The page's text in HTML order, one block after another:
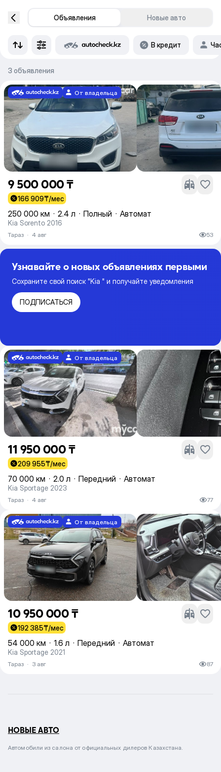
Объявления Новые авто
В кредит
3 объявления
От владельца
9 500 000 ₸
166 909₸/мес
250 000 км · 2.4 л · Полный · Автомат
Kia Sorento 2016
Тараз · 4 авг 53
Узнавайте о новых объявлениях первыми
Сохраните свой поиск "Kia " и получайте уведомления
ПОДПИСАТЬСЯ
От владельца
11 950 000 ₸
209 955₸/мес
70 000 км · 2.0 л · Передний · Автомат
Kia Sportage 2023
Тараз · 4 авг 77
От владельца
10 950 000 ₸
192 385₸/мес
54 000 км · 1.6 л · Передний · Автомат
Kia Sportage 2021
Тараз · 3 авг 87
НОВЫЕ АВТО
Автомобили из салона от официальных дилеров Казахстана.